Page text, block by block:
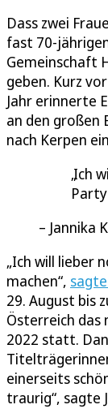
Dass zwei
fast 70-
Gemeinschaft
geben. Kurz
Jahr erinnerte
an den großen
nach Kerpen
Ich
Jannika
„Ich will lieber
machen“,
29. August bis
Österreich das
2022 statt.
einerseits
traurig“, sagte